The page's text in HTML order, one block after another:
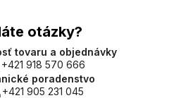
otázky?
tovaru a objednávky
+421 918 570 666
poradenstvo
+421 905 231 045